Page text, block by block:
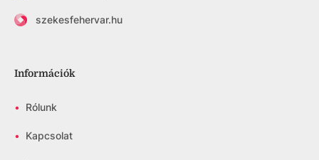
szekesfehervar.hu
Információk
• Rólunk
• Kapcsolat